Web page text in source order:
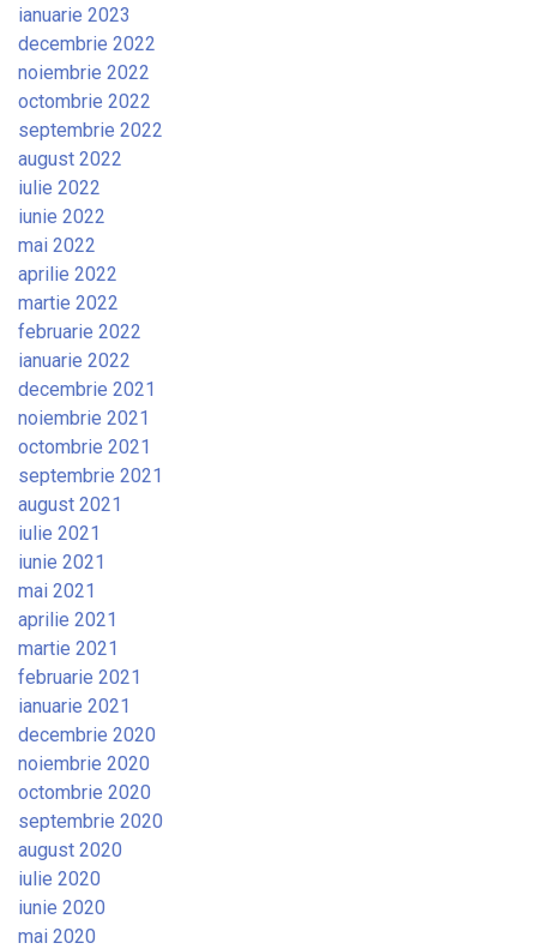
ianuarie 2023
decembrie 2022
noiembrie 2022
octombrie 2022
septembrie 2022
august 2022
iulie 2022
iunie 2022
mai 2022
aprilie 2022
martie 2022
februarie 2022
ianuarie 2022
decembrie 2021
noiembrie 2021
octombrie 2021
septembrie 2021
august 2021
iulie 2021
iunie 2021
mai 2021
aprilie 2021
martie 2021
februarie 2021
ianuarie 2021
decembrie 2020
noiembrie 2020
octombrie 2020
septembrie 2020
august 2020
iulie 2020
iunie 2020
mai 2020